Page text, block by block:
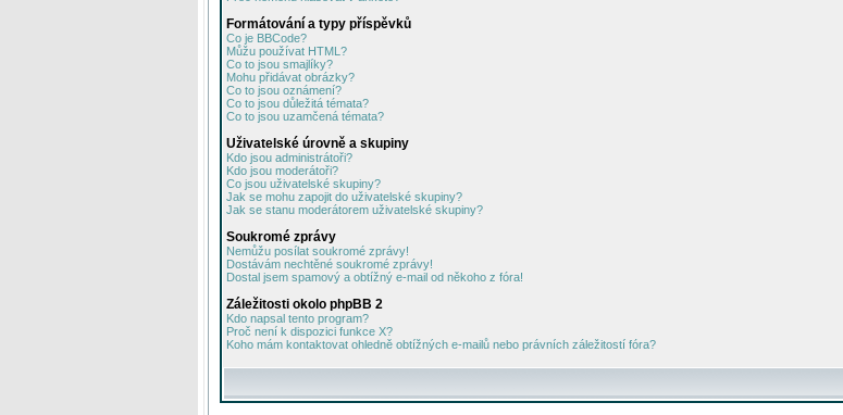
Formátování a typy příspěvků
Co je BBCode?
Můžu používat HTML?
Co to jsou smajlíky?
Mohu přidávat obrázky?
Co to jsou oznámení?
Co to jsou důležitá témata?
Co to jsou uzamčená témata?
Uživatelské úrovně a skupiny
Kdo jsou administrátoři?
Kdo jsou moderátoři?
Co jsou uživatelské skupiny?
Jak se mohu zapojit do uživatelské skupiny?
Jak se stanu moderátorem uživatelské skupiny?
Soukromé zprávy
Nemůžu posílat soukromé zprávy!
Dostávám nechtěné soukromé zprávy!
Dostal jsem spamový a obtížný e-mail od někoho z fóra!
Záležitosti okolo phpBB 2
Kdo napsal tento program?
Proč není k dispozici funkce X?
Koho mám kontaktovat ohledně obtížných e-mailů nebo právních záležitostí fóra?